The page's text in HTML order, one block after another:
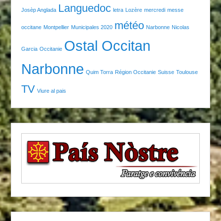
Josèp Anglada Languedoc letra Lozère mercredi messe
occitane Montpellier Municipales 2020 météo Narbonne Nicolas
Garcia Occitanie Ostal Occitan
Narbonne Quim Torra Région Occitanie Suisse Toulouse
TV Viure al pais